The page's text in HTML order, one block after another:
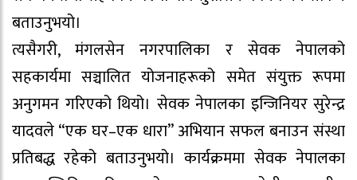
बताउनुभयो।
त्यसैगरी, मंगलसेन नगरपालिका र सेवक नेपालको
सहकार्यमा सञ्चालित योजनाहरूको समेत संयुक्त रूपमा
अनुगमन गरिएको थियो। सेवक नेपालका इन्जिनियर सुरेन्द्र
यादवले “एक घर–एक धारा” अभियान सफल बनाउन संस्था
प्रतिबद्ध रहेको बताउनुभयो। कार्यक्रममा सेवक नेपालका